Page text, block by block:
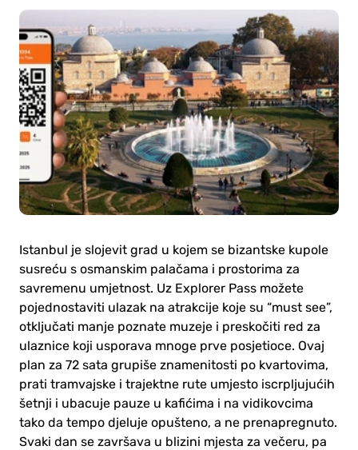
Istanbul je slojevit grad u kojem se bizantske kupole
susreću s osmanskim palačama i prostorima za
savremenu umjetnost. Uz Explorer Pass možete
pojednostaviti ulazak na atrakcije koje su “must see”,
otključati manje poznate muzeje i preskočiti red za
ulaznice koji usporava mnoge prve posjetioce. Ovaj
plan za 72 sata grupiše znamenitosti po kvartovima,
prati tramvajske i trajektne rute umjesto iscrpljujućih
šetnji i ubacuje pauze u kafićima i na vidikovcima
tako da tempo djeluje opušteno, a ne prenapregnuto.
Svaki dan se završava u blizini mjesta za večeru, pa